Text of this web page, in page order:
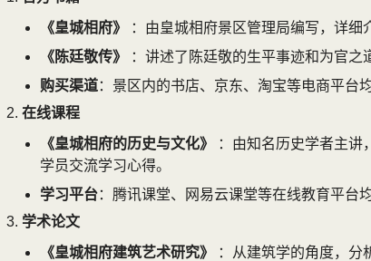
《皇城相府》
：由皇城相府景区管理局编写，详
《陈廷敬传》
：讲述了陈廷敬的生平事迹和为官之
购买渠道：景区内的书店、京东、淘宝等电商平台
在线课程
《皇城相府的历史与文化》
：由知名历史学者主讲
学员交流学习心得。
学习平台：腾讯课堂、网易云课堂等在线教育平台
学术论文
《皇城相府建筑艺术研究》
：从建筑学的角度，分